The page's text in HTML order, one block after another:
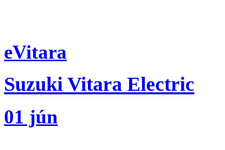
eVitara
Suzuki Vitara Electric
01 jún